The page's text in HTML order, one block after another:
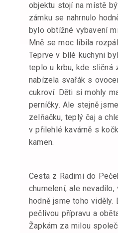
objektu stojí na místě
zámku se nahrnulo
bylo obtížné vybavení
Mně se moc líbila
Teprve v bílé kuchyni
teplo u krbu, kde sličná
nabízela svařák s
cukroví. Děti si mohly
perníčky. Ale stejně
zelňačku, teplý čaj a
v přilehlé kavárně s
kamen.
Cesta z Radimi do
chumelení, ale
hodně jsme toho viděly.
pečlivou přípravu a
Žapkám za milou